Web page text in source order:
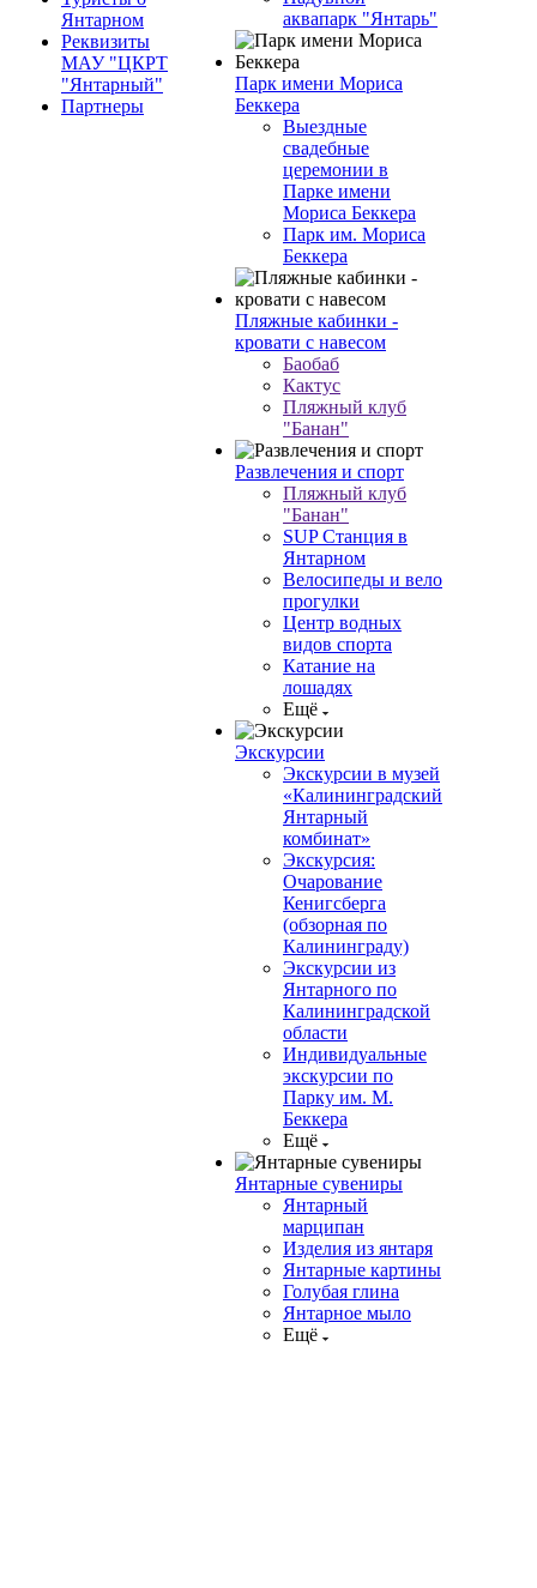
Янтарном
Реквизиты
МАУ "ЦКРТ
"Янтарный"
Партнеры
аквапарк "Янтарь"
Парк имени Мориса
Беккера
Выездные
свадебные
церемонии в
Парке имени
Мориса Беккера
Парк им. Мориса
Беккера
Пляжные кабинки -
кровати с навесом
Баобаб
Кактус
Пляжный клуб
"Банан"
Развлечения и спорт
Пляжный клуб
"Банан"
SUP Станция в
Янтарном
Велосипеды и вело
прогулки
Центр водных
видов спорта
Катание на
лошадях
Ещё
Экскурсии
Экскурсии в музей
«Калининградский
Янтарный
комбинат»
Экскурсия:
Очарование
Кенигсберга
(обзорная по
Калининграду)
Экскурсии из
Янтарного по
Калининградской
области
Индивидуальные
экскурсии по
Парку им. М.
Беккера
Ещё
Янтарные сувениры
Янтарный
марципан
Изделия из янтаря
Янтарные картины
Голубая глина
Янтарное мыло
Ещё